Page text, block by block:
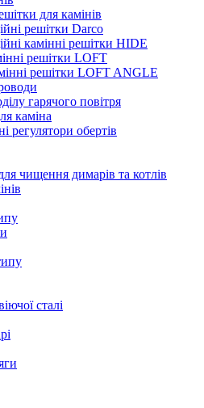
для камінів
решітки Darco
камінні решітки HIDE
решітки LOFT
решітки LOFT ANGLE
гарячого повітря
каміна
регулятори обертів
чищення димарів та котлів
сталі